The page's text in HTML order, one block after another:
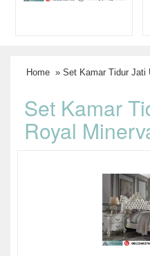
Home » Set Kamar Tidur Jati
Set Kamar
Royal